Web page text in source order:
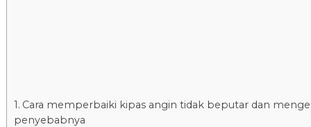
Cara memperbaiki kipas angin tidak beputar dan
penyebabnya